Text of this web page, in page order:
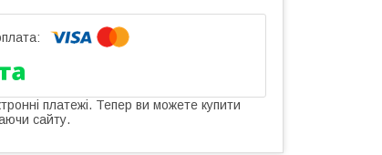
платежі. Тепер ви можете купити
сайту.